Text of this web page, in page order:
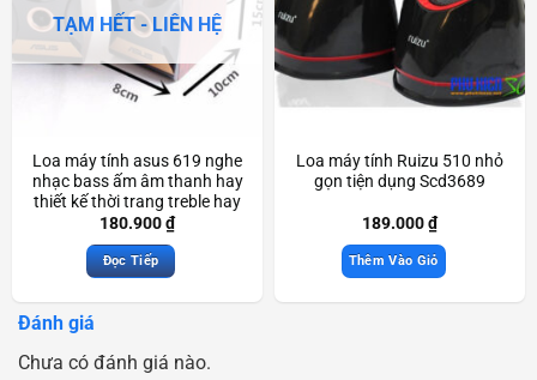
TẠM HẾT - LIÊN HỆ
Loa máy tính asus 619 nghe
nhạc bass ấm âm thanh hay
thiết kế thời trang treble hay
Scd3830
180.900₫
Đọc Tiếp
Loa máy tính Ruizu 510 nhỏ
gọn tiện dụng Scd3689
189.000₫
Thêm Vào Giỏ
Đánh giá
Chưa có đánh giá nào.